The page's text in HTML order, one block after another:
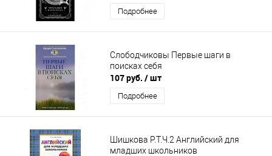
Подробнее
Слободчиковы Первые шаги в
поисках себя
107 руб. / шт
Подробнее
Шишкова Р.Т.Ч.2 Английский для
младших школьников